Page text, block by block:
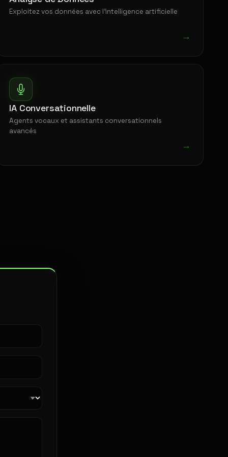
Exploitez vos données avec l'intelligence artificielle
→
IA Conversationnelle
Agents vocaux et assistants conversationnels
avancés
→